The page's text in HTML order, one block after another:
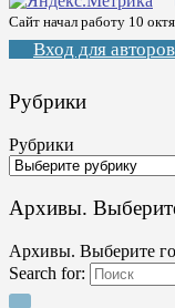
Сайт начал работу 10
Вход для авторов
Рубрики
Рубрики
Архивы.
Архивы. Выберите
Search for: